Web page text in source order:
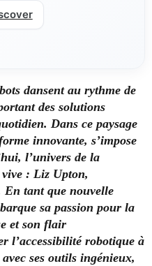
dansent au rythme de
des solutions
Dans ce paysage
innovante, s’impose
l’univers de la
: Liz Upton,
En tant que nouvelle
sa passion pour la
et son flair
l’accessibilité robotique à
ses outils ingénieux,